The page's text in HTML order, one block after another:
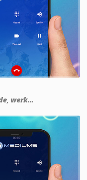
werk...